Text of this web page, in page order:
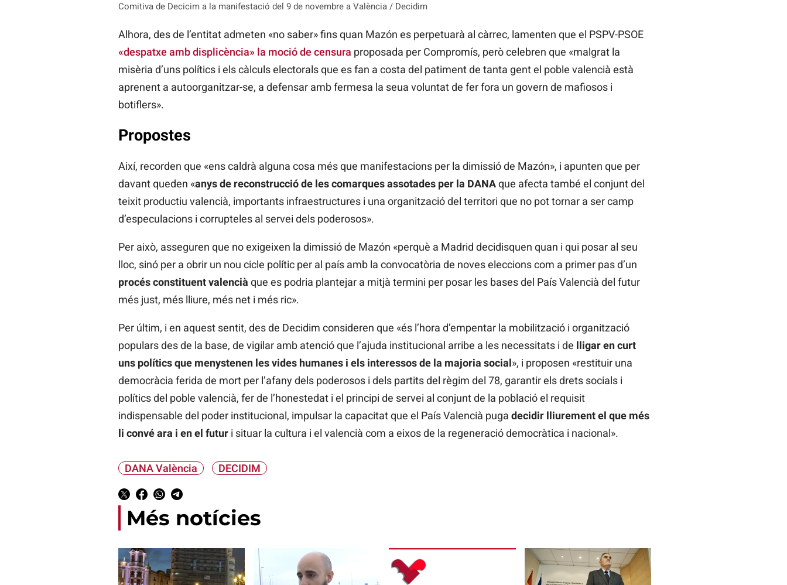
Comitiva de Decicim a la manifestació del 9 de novembre a València / Decidim
Alhora, des de l’entitat admeten «no saber» fins quan Mazón es perpetuarà al càrrec, lamenten que el PSPV-PSOE
«despatxe amb displicència» la moció de censura proposada per Compromís, però celebren que «malgrat la
misèria d’uns polítics i els càlculs electorals que es fan a costa del patiment de tanta gent el poble valencià està
aprenent a autoorganitzar-se, a defensar amb fermesa la seua voluntat de fer fora un govern de mafiosos i
botiflers».
Propostes
Així, recorden que «ens caldrà alguna cosa més que manifestacions per la dimissió de Mazón», i apunten que per
davant queden «anys de reconstrucció de les comarques assotades per la DANAque afecta també el conjunt del
teixit productiu valencià, importants infraestructures i una organització del territori que no pot tornar a ser camp
d’especulacions i corrupteles al servei dels poderosos».
Per això, asseguren que no exigeixen la dimissió de Mazón «perquè a Madrid decidisquen quan i qui posar al seu
lloc, sinó per a obrir un nou cicle polític per al país amb la convocatòria de noves eleccions com a primer pas d’un
procés constituent valencià que es podria plantejar a mitjà termini per posar les bases del País Valencià del futur
més just, més lliure, més net i més ric».
Per últim, i en aquest sentit, des de Decidim consideren que «és l’hora d’empentar la mobilització i organització
populars des de la base, de vigilar amb atenció que l’ajuda institucional arribe a les necessitats i de lligar en curt
uns polítics que menystenen les vides humanes i els interessos de la majoria social», i proposen «restituir una
democràcia ferida de mort per l’afany dels poderosos i dels partits del règim del 78, garantir els drets socials i
polítics del poble valencià, fer de l’honestedat i el principi de servei al conjunt de la població el requisit
indispensable del poder institucional, impulsar la capacitat que el País Valencià puga decidir lliurement el que més
li convé ara i en el futuri situar la cultura i el valencià com a eixos de la regeneració democràtica i nacional».
DANA València DECIDIM
Més notícies